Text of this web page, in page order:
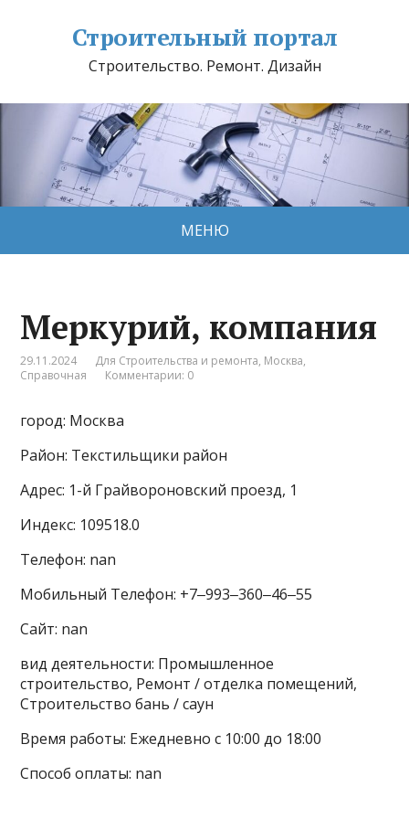
Строительный портал
Строительство. Ремонт. Дизайн
МЕНЮ
Меркурий, компания
29.11.2024 Для Строительства и ремонта, Москва,
Справочная
Комментарии: 0
город: Москва
Район: Текстильщики район
Адрес: 1-й Грайвороновский проезд, 1
Индекс: 109518.0
Телефон: nan
Мобильный Телефон: +7‒993‒360‒46‒55
Сайт: nan
вид деятельности: Промышленное
строительство, Ремонт / отделка помещений,
Строительство бань / саун
Время работы: Ежедневно с 10:00 до 18:00
Способ оплаты: nan